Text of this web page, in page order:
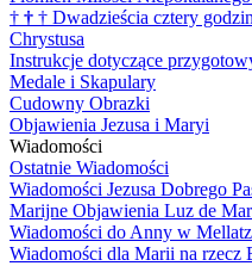
† † † Dwadzieścia cztery
Chrystusa
Instrukcje dotyczące
Medale i Skapulary
Cudowny Obrazki
Objawienia Jezusa i Maryi
Wiadomości
Ostatnie Wiadomości
Wiadomości Jezusa Dobrego
Marijne Objawienia Luz de
Wiadomości do Anny w
Wiadomości dla Marii na rzecz